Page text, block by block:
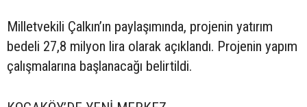
Milletvekili Çalkın’ın paylaşımında, projenin yatırım
bedeli 27,8 milyon lira olarak açıklandı. Projenin yapım
çalışmalarına başlanacağı belirtildi.